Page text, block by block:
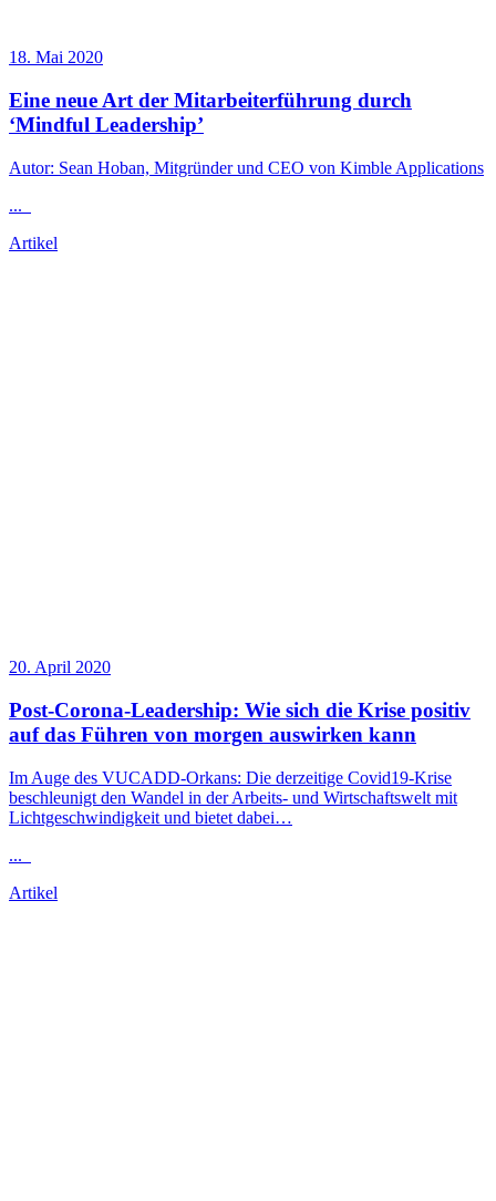
18. Mai 2020
Eine neue Art der Mitarbeiterführung durch
‘Mindful Leadership’
Autor: Sean Hoban, Mitgründer und CEO von Kimble Applications
...
Artikel
20. April 2020
Post-Corona-Leadership: Wie sich die Krise positiv
auf das Führen von morgen auswirken kann
Im Auge des VUCADD-Orkans: Die derzeitige Covid19-Krise
beschleunigt den Wandel in der Arbeits- und Wirtschaftswelt mit
Lichtgeschwindigkeit und bietet dabei…
...
Artikel